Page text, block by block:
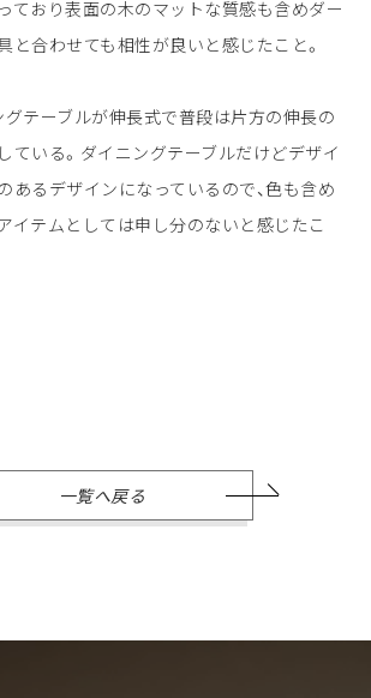
ており表面の木のマットな質感も含めダー
と合わせても相性が良いと感じたこと。
グテーブルが伸長式で普段は片方の伸長の
ている。ダイニングテーブルだけどデザイ
あるデザインになっているので、色も含め
イテムとしては申し分のないと感じたこ
一覧へ戻る